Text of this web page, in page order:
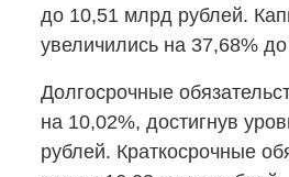
до 10,51 млрд рублей.
увеличились на 37,68%
Долгосрочные
на 10,02%, достигнув
рублей. Краткосрочные